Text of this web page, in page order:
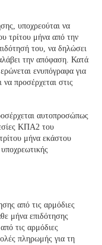
υποχρεούται να
τρίτου μήνα από την
του, να δηλώσει
την απόφαση. Κατά
ενυπόγραφα για
να προσέρχεται στις
αυτοπροσώπως
ΚΠΑ2 του
μήνα εκάστου
από τις αρμόδιες
μήνα επιδότησης
τις αρμόδιες
πληρωμής για τη